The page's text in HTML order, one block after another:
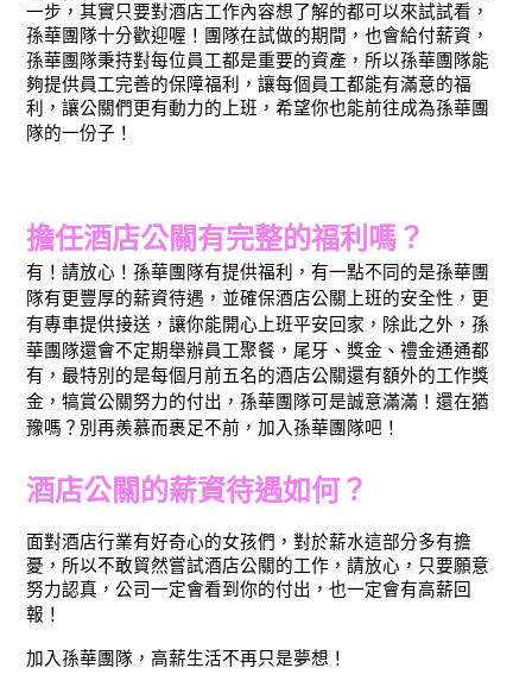
一步，其實只要對酒店工作內容想了解的都可以來試試看，
孫華團隊十分歡迎喔！團隊在試做的期間，也會給付薪資，
孫華團隊秉持對每位員工都是重要的資產，所以孫華團隊能
夠提供員工完善的保障福利，讓每個員工都能有滿意的福
利，讓公關們更有動力的上班，希望你也能前往成為孫華團
隊的一份子！
擔任酒店公關有完整的福利嗎？
有！請放心！孫華團隊有提供福利，有一點不同的是孫華團
隊有更豐厚的薪資待遇，並確保酒店公關上班的安全性，更
有專車提供接送，讓你能開心上班平安回家，除此之外，孫
華團隊還會不定期舉辦員工聚餐，尾牙、獎金、禮金通通都
有，最特別的是每個月前五名的酒店公關還有額外的工作獎
金，犒賞公關努力的付出，孫華團隊可是誠意滿滿！還在猶
豫嗎？別再羨慕而裹足不前，加入孫華團隊吧！
酒店公關的薪資待遇如何？
面對酒店行業有好奇心的女孩們，對於薪水這部分多有擔
憂，所以不敢貿然嘗試酒店公關的工作，請放心，只要願意
努力認真，公司一定會看到你的付出，也一定會有高薪回
報！
加入孫華團隊，高薪生活不再只是夢想！